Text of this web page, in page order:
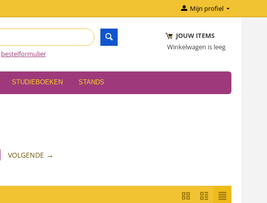
Mijn profiel
bestelformulier
JOUW ITEMS
Winkelwagen is leeg
STUDIEBOEKEN STANDS
VOLGENDE